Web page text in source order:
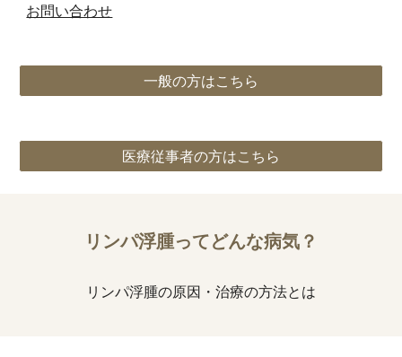
お問い合わせ
一般の方はこちら
医療従事者の方はこちら
リンパ浮腫ってどんな病気？
リンパ浮腫の原因・治療の方法とは